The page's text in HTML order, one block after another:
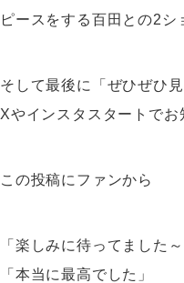
ピースをする百田との2シ
そして最後に「ぜひぜひ
Xやインスタスタートでお
この投稿にファンから
「楽しみに待ってました～
「本当に最高でした」